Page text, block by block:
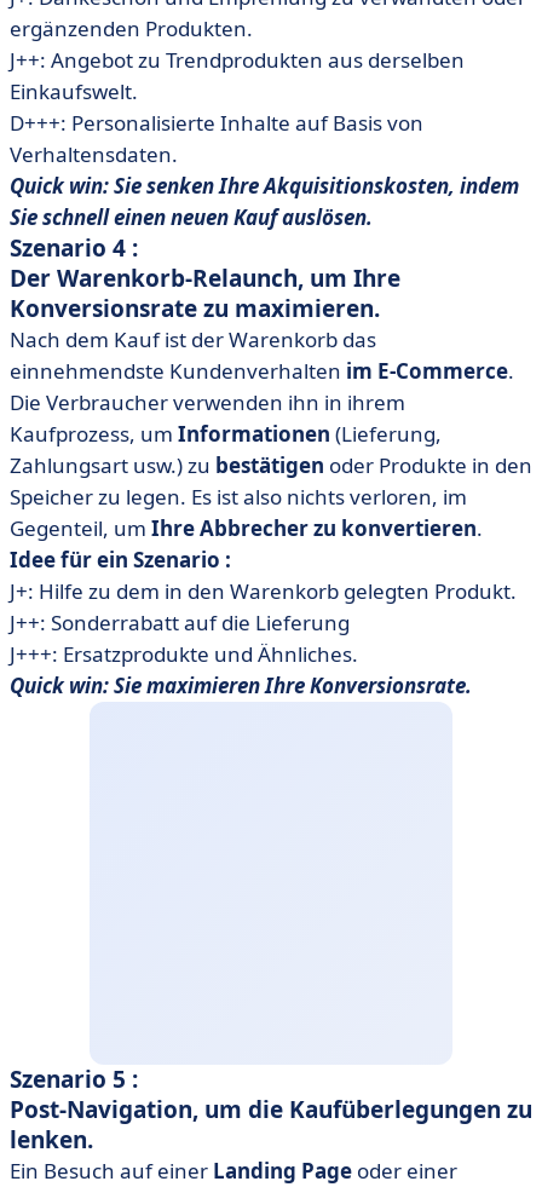
ergänzenden Produkten.
J++: Angebot zu Trendprodukten aus derselben
Einkaufswelt.
D+++: Personalisierte Inhalte auf Basis von
Verhaltensdaten.
Quick win: Sie senken Ihre Akquisitionskosten, indem
Sie schnell einen neuen Kauf auslösen.
Szenario 4 :
Der Warenkorb-Relaunch, um Ihre
Konversionsrate zu maximieren.
Nach dem Kauf ist der Warenkorb das
einnehmendste Kundenverhalten im E-Commerce.
Die Verbraucher verwenden ihn in ihrem
Kaufprozess, um Informationen (Lieferung,
Zahlungsart usw.) zu bestätigen oder Produkte in den
Speicher zu legen. Es ist also nichts verloren, im
Gegenteil, um Ihre Abbrecher zu konvertieren.
Idee für ein Szenario :
J+: Hilfe zu dem in den Warenkorb gelegten Produkt.
J++: Sonderrabatt auf die Lieferung
J+++: Ersatzprodukte und Ähnliches.
Quick win: Sie maximieren Ihre Konversionsrate.
Szenario 5 :
Post-Navigation, um die Kaufüberlegungen zu
lenken.
Ein Besuch auf einer Landing Page oder einer